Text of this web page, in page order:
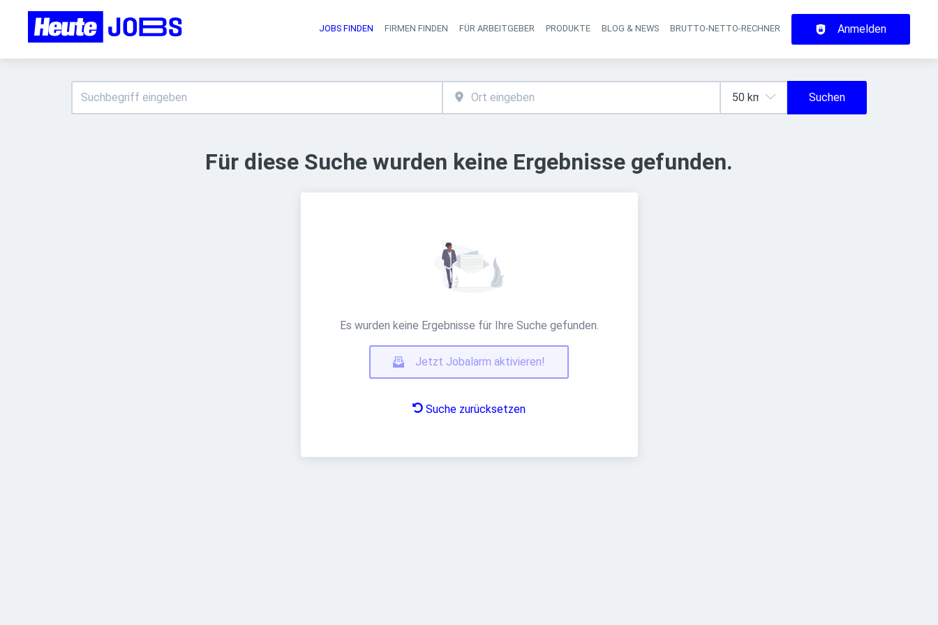
Haupt-Navigation
JOBS FINDEN FIRMEN FINDEN FÜR ARBEITGEBER PRODUKTE BLOG & NEWS BRUTTO-NETTO-RECHNER Anmelden
Suchen
Für diese Suche wurden keine Ergebnisse gefunden.
Es wurden keine Ergebnisse für Ihre Suche gefunden.
Jetzt Jobalarm aktivieren!
Suche zurücksetzen